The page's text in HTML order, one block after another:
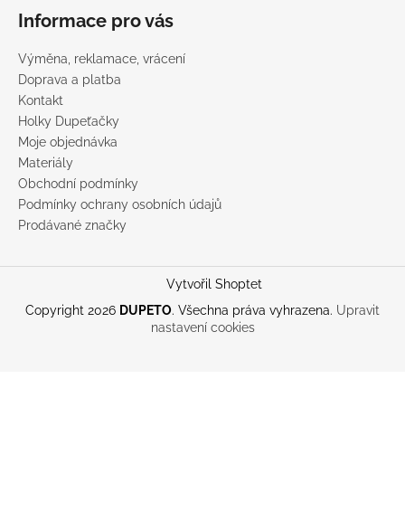
Informace pro vás
Výměna, reklamace, vrácení
Doprava a platba
Kontakt
Holky Dupeťačky
Moje objednávka
Materiály
Obchodní podmínky
Podmínky ochrany osobních údajů
Prodávané značky
Vytvořil Shoptet
Copyright 2026 DUPETO. Všechna práva vyhrazena. Upravit
nastavení cookies